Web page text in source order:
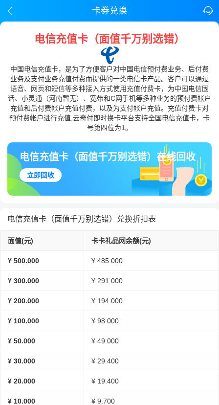
卡券兑换
电信充值卡（面值千万别选错）
中国电信充值卡，是为了方便客户对中国电信预付费业务、后付费
业务及支付业务充值付费而提供的一类电信卡产品。客户可以通过
语音、网页和短信等多种接入方式使用充值付费卡，为中国电信固
话、小灵通（河南暂无）、宽带和C网手机等多种业务的预付费帐户
充值和后付费帐户充值付费，以及为支付帐户充值。充值付费卡对
预付费帐户进行充值,云奇付即时换卡平台支持全国电信充值卡，卡
号第四位为1。
电信充值卡（面值千万别选错）在线回收
立即回收
电信充值卡（面值千万别选错）兑换折扣表
面值(元) 卡卡礼品网余额(元)
¥ 500.000 ¥ 485.000
¥ 300.000 ¥ 291.000
¥ 200.000 ¥ 194.000
¥ 100.000 ¥ 98.000
¥ 50.000 ¥ 49.000
¥ 30.000 ¥ 29.400
¥ 20.000 ¥ 19.400
¥ 10.000 ¥ 9.700